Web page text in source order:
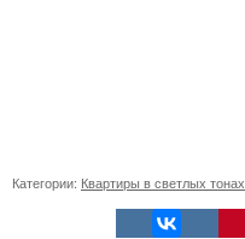
Категории: Квартиры в светлых тонах